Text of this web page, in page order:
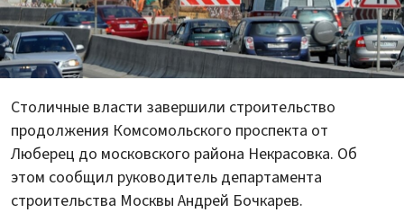
Столичные власти завершили строительство
продолжения Комсомольского проспекта от
Люберец до московского района Некрасовка. Об
этом сообщил руководитель департамента
строительства Москвы Андрей Бочкарев.